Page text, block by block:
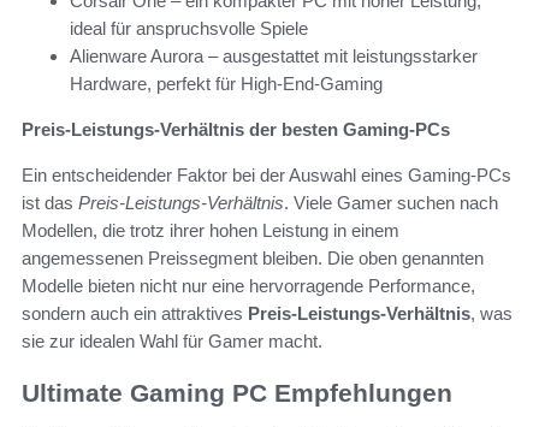
ideal für anspruchsvolle Spiele
Alienware Aurora – ausgestattet mit leistungsstarker
Hardware, perfekt für High-End-Gaming
Preis-Leistungs-Verhältnis der besten Gaming-PCs
Ein entscheidender Faktor bei der Auswahl eines Gaming-PCs
ist das Preis-Leistungs-Verhältnis. Viele Gamer suchen nach
Modellen, die trotz ihrer hohen Leistung in einem
angemessenen Preissegment bleiben. Die oben genannten
Modelle bieten nicht nur eine hervorragende Performance,
sondern auch ein attraktives Preis-Leistungs-Verhältnis, was
sie zur idealen Wahl für Gamer macht.
Ultimate Gaming PC Empfehlungen